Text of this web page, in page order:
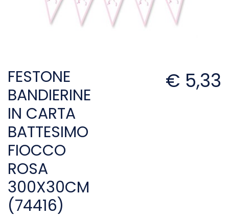
FESTONE
BANDIERINE
IN CARTA
BATTESIMO
FIOCCO
ROSA
300X30CM
(74416)
€ 5,33